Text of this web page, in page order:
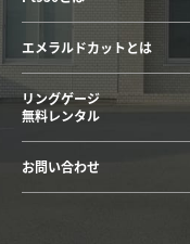
エメラルドカットとは
リングゲージ
無料レンタル
お問い合わせ